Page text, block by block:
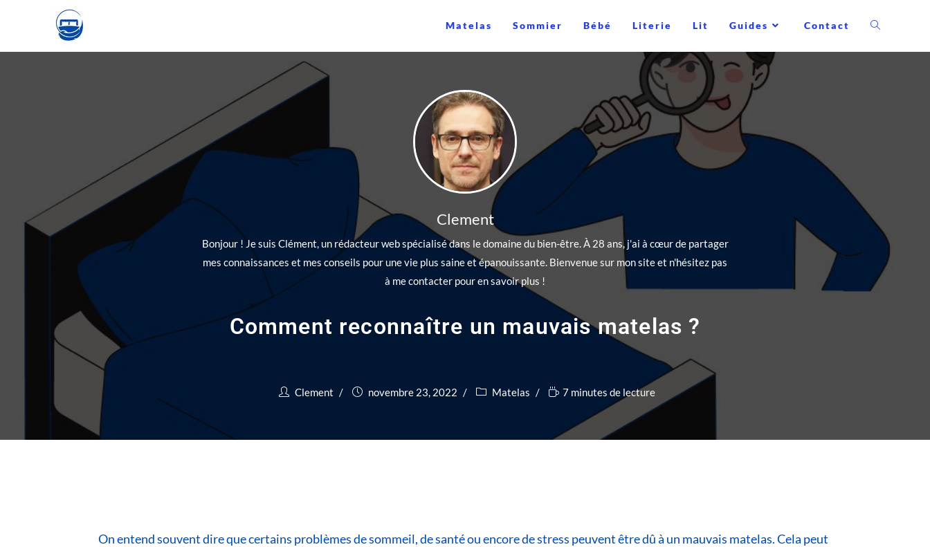
Matelas Sommier Bébé Literie Lit Guides Contact
Clement
Bonjour ! Je suis Clément, un rédacteur web spécialisé dans le domaine du bien-être. À 28 ans, j'ai à cœur de partager
mes connaissances et mes conseils pour une vie plus saine et épanouissante. Bienvenue sur mon site et n'hésitez pas
à me contacter pour en savoir plus !
Comment reconnaître un mauvais matelas ?
Clement novembre 23, 2022 Matelas 7 minutes de lecture
On entend souvent dire que certains problèmes de sommeil, de santé ou encore de stress peuvent être dû à un mauvais matelas. Cela peut